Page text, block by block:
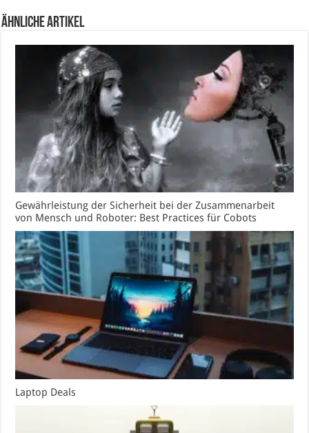
Ähnliche Artikel
Gewährleistung der Sicherheit bei der Zusammenarbeit
von Mensch und Roboter: Best Practices für Cobots
Laptop Deals